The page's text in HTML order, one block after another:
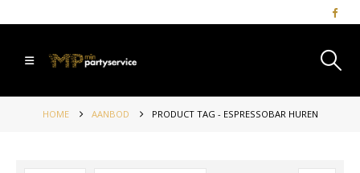
HOME AANBOD PRODUCT TAG - ESPRESSOBAR HUREN